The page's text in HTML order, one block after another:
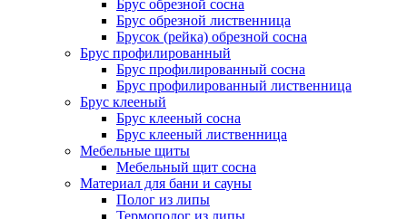
Брус обрезной сосна
Брус обрезной лиственница
Брусок (рейка) обрезной сосна
Брус профилированный
Брус профилированный сосна
Брус профилированный лиственница
Брус клееный
Брус клееный сосна
Брус клееный лиственница
Мебельные щиты
Мебельный щит сосна
Материал для бани и сауны
Полог из липы
Термополог из липы